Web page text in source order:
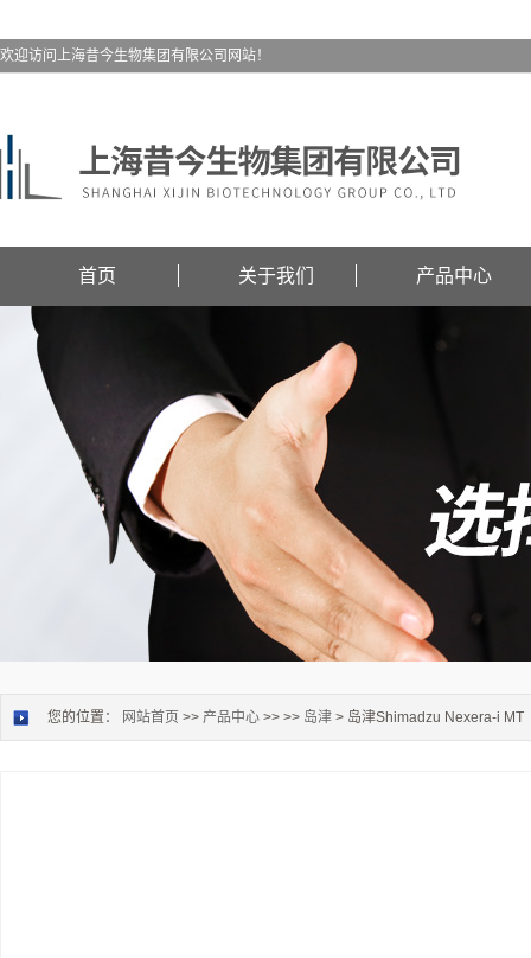
欢迎访问上海昔今生物集团有限公司网站！
首页 关于我们 产品中心
您的位置： 网站首页 >> 产品中心 >> >> 岛津 > 岛津Shimadzu Nexera-i MT